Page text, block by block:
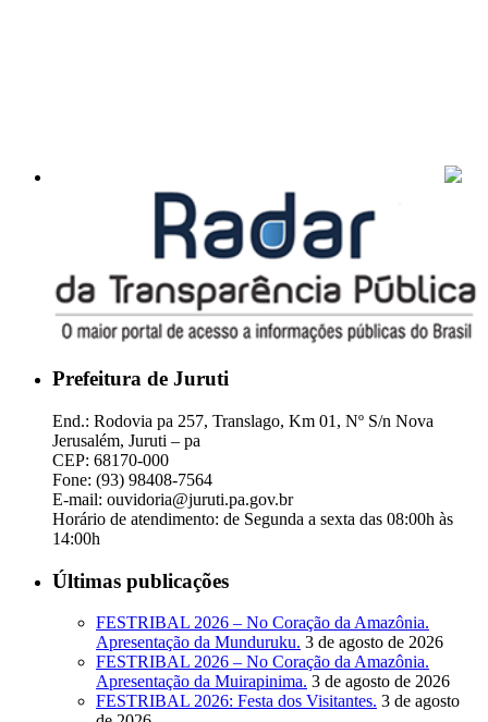
Prefeitura de Juruti
End.: Rodovia pa 257, Translago, Km 01, Nº S/n Nova
Jerusalém, Juruti – pa
CEP: 68170-000
Fone: (93) 98408-7564
E-mail: ouvidoria@juruti.pa.gov.br
Horário de atendimento: de Segunda a sexta das 08:00h às
14:00h
Últimas publicações
FESTRIBAL 2026 – No Coração da Amazônia.
Apresentação da Munduruku. 3 de agosto de 2026
FESTRIBAL 2026 – No Coração da Amazônia.
Apresentação da Muirapinima. 3 de agosto de 2026
FESTRIBAL 2026: Festa dos Visitantes. 3 de agosto